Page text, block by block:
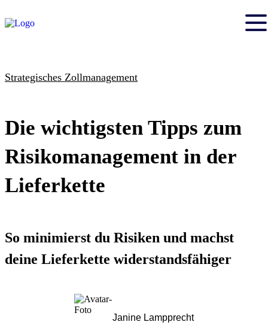
Strategisches Zollmanagement
Die wichtigsten Tipps zum
Risikomanagement in der
Lieferkette
So minimierst du Risiken und machst
deine Lieferkette widerstandsfähiger
Janine Lampprecht